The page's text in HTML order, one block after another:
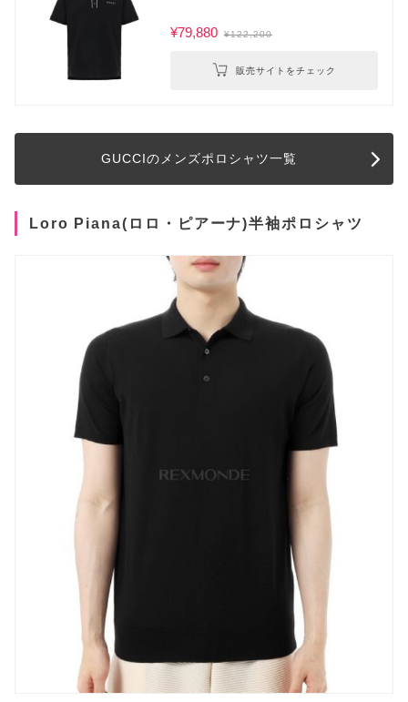
¥79,880 ¥122,200
販売サイトをチェック
GUCCIのメンズポロシャツ一覧
Loro Piana(ロロ・ピアーナ)半袖ポロシャツ